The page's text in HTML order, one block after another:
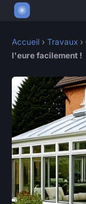
Accueil › Travaux ›
l'eure facilement !